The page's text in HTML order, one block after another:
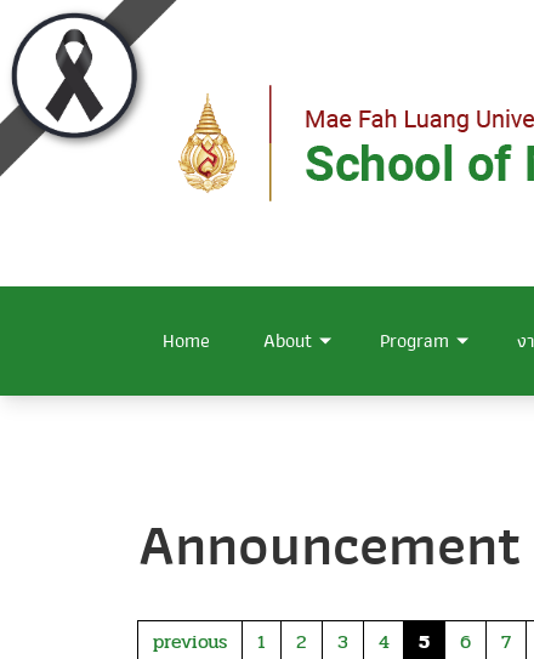
Home About Program ง
Announcement
previous 1 2 3 4 5 6 7